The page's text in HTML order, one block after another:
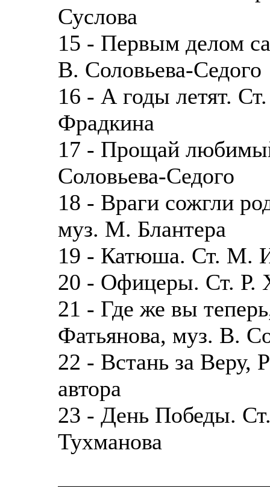
Суслова
15 - Первым делом
В. Соловьева-Седого
16 - А годы летят.
Фрадкина
17 - Прощай
Соловьева-Седого
18 - Враги сожгли
муз. М. Блантера
19 - Катюша. Ст. М.
20 - Офицеры. Ст. Р.
21 - Где же вы
Фатьянова, муз. В.
22 - Встань за Веру,
автора
23 - День Победы.
Тухманова